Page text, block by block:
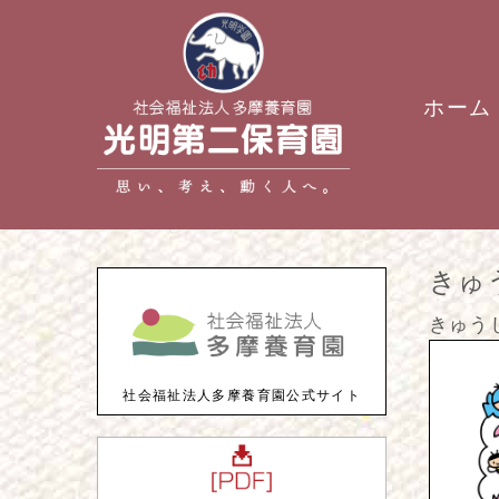
ホーム
きゅ
きゅう
社会福祉法人多摩養育園公式サイト